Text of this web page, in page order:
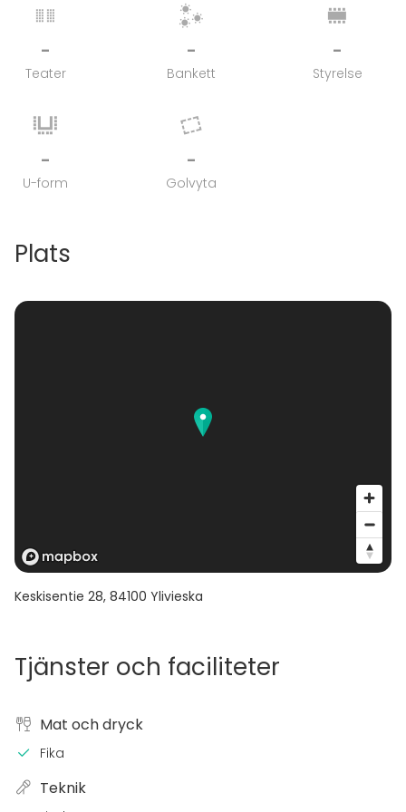
-
Teater
-
Bankett
-
Styrelse
-
U-form
-
Golvyta
Plats
Keskisentie 28, 84100 Ylivieska
Tjänster och faciliteter
Mat och dryck
Fika
Teknik